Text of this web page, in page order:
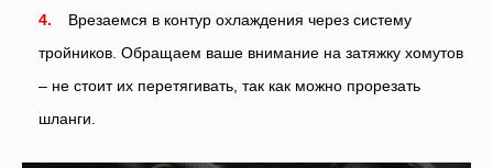
Врезаемся в контур охлаждения через систему
тройников. Обращаем ваше внимание на затяжку хомутов
– не стоит их перетягивать, так как можно прорезать
шланги.